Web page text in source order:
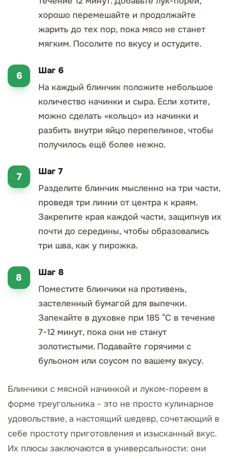
хорошо перемешайте и продолжайте
жарить до тех пор, пока мясо не станет
мягким. Посолите по вкусу и остудите.
Шаг 6
На каждый блинчик положите небольшое
количество начинки и сыра. Если хотите,
можно сделать «кольцо» из начинки и
разбить внутри яйцо перепелиное, чтобы
получилось ещё более нежно.
Шаг 7
Разделите блинчик мысленно на три части,
проведя три линии от центра к краям.
Закрепите края каждой части, защипнув их
почти до середины, чтобы образовались
три шва, как у пирожка.
Шаг 8
Поместите блинчики на противень,
застеленный бумагой для выпечки.
Запекайте в духовке при 185 °С в течение
7-12 минут, пока они не станут
золотистыми. Подавайте горячими с
бульоном или соусом по вашему вкусу.
Блинчики с мясной начинкой и луком-пореем в
форме треугольника - это не просто кулинарное
удовольствие, а настоящий шедевр, сочетающий в
себе простоту приготовления и изысканный вкус.
Их плюсы заключаются в универсальности: они